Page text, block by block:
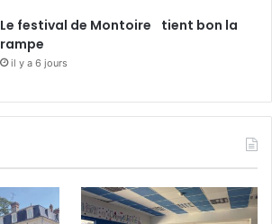
Le festival de Montoire tient bon la
rampe
il y a 6 jours